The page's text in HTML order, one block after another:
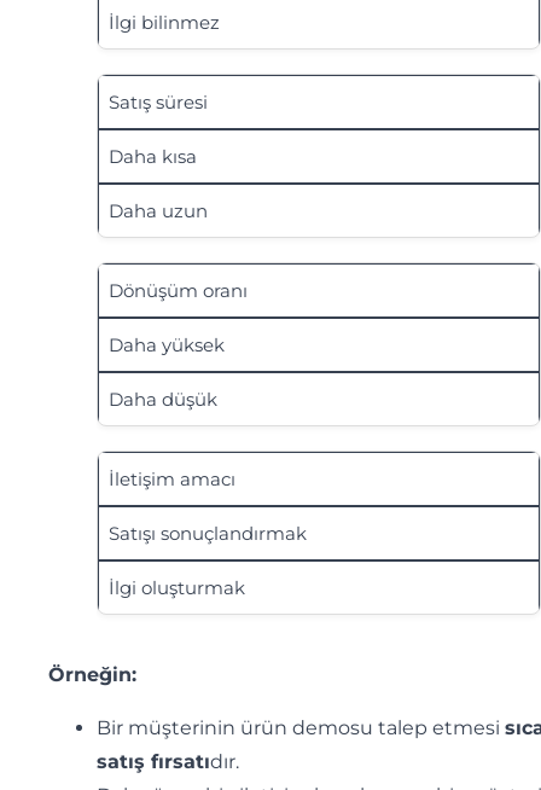
İlgi bilinmez
Satış süresi
Daha kısa
Daha uzun
Dönüşüm oranı
Daha yüksek
Daha düşük
İletişim amacı
Satışı sonuçlandırmak
İlgi oluşturmak
Örneğin:
Bir müşterinin ürün demosu talep etmesi
satış fırsatıdır.